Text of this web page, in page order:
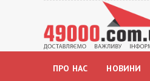
ПРО НАС НОВИНИ